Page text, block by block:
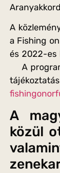
A
a Fishing
és 2022-es
A
A
közül